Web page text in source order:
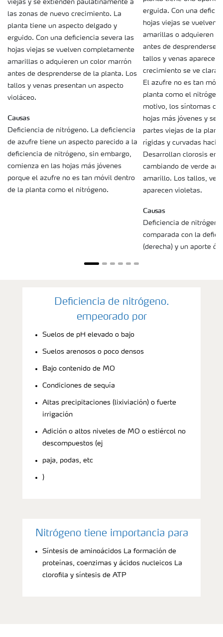
viejas y se extienden paulatinamente a
las zonas de nuevo crecimiento. La
planta tiene un aspecto delgado y
erguido. Con una deficiencia severa las
hojas viejas se vuelven completamente
amarillas o adquieren un color marrón
antes de desprenderse de la planta. Los
tallos y venas presentan un aspecto
violáceo.
Causas
Deficiencia de nitrógeno. La deficiencia
de azufre tiene un aspecto parecido a la
deficiencia de nitrógeno, sin embargo,
comienza en las hojas más jóvenes
porque el azufre no es tan móvil dentro
de la planta como el nitrógeno.
erguida. Con una
hojas viejas se vuelven
amarillas o adquieren
antes de desprenderse
tallos y venas aparecen
crecimiento se ve
El azufre no es tan
planta como el
motivo, los síntomas
hojas más jóvenes y se
partes viejas de la
rígidas y curvadas hacia
Desarrollan clorosis
cambiando de verde
amarillo. Los tallos,
aparecen violetas.
Causas
Deficiencia de
comparada con la
(derecha) y un aporte
Deficiencia de nitrógeno.
empeorado por
Suelos de pH elevado o bajo
Suelos arenosos o poco densos
Bajo contenido de MO
Condiciones de sequía
Altas precipitaciones (lixiviación) o fuerte
irrigación
Adición o altos niveles de MO o estiércol no
descompuestos (ej
paja, podas, etc
)
Nitrógeno tiene importancia para
Síntesis de aminoácidos La formación de
proteínas, coenzimas y ácidos nucleicos La
clorofila y síntesis de ATP